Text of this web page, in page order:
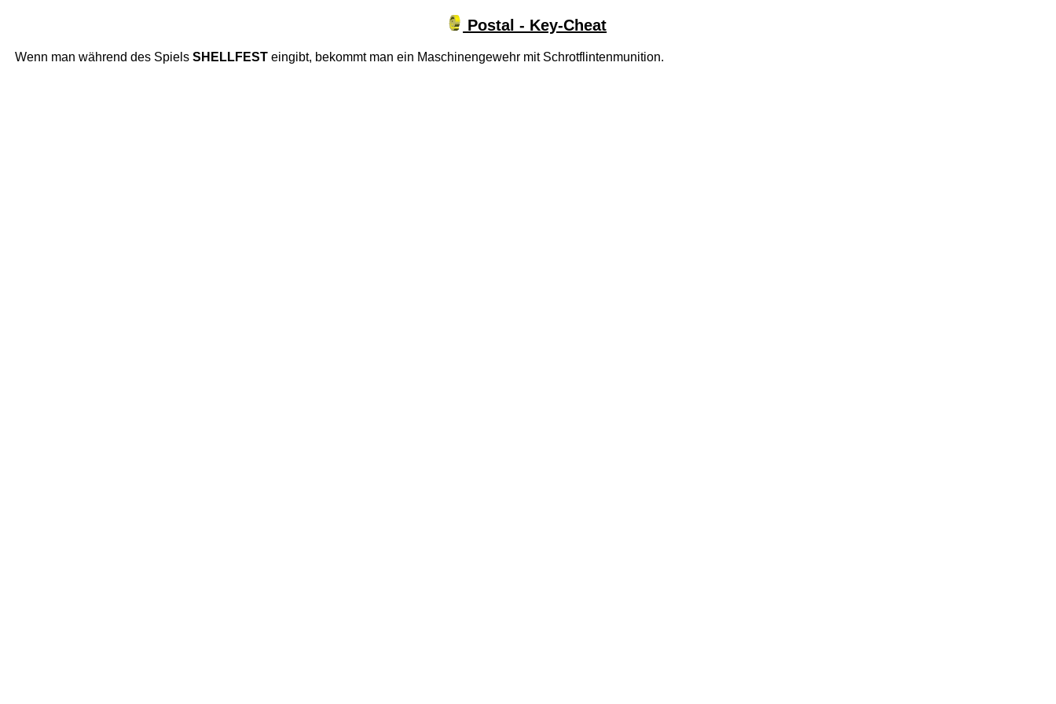
Postal - Key-Cheat
Wenn man während des Spiels SHELLFESTeingibt, bekommt man ein Maschinengewehr mit Schrotflintenmunition.